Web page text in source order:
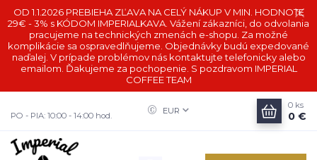
OD 1.1.2026 PREBIEHA ZĽAVA NA CELÝ NÁKUP V MIN. HODNOTE
29€ - 3% s KÓDOM IMPERIALKAVA. Vážení zákazníci, do odvolania
pracujeme na technických zmenách e-shopu. Za možné
komplikácie sa ospravedlňujeme. Objednávky budú expedované
naďalej. V prípade problémov nás kontaktujte telefonicky alebo
emailom. Ďakujeme za pochopenie. S pozdravom IMPERIAL
COFFEE TEAM
EUR
PO - PIA: 10:00 - 14:00 hod.
0 ks
0 €